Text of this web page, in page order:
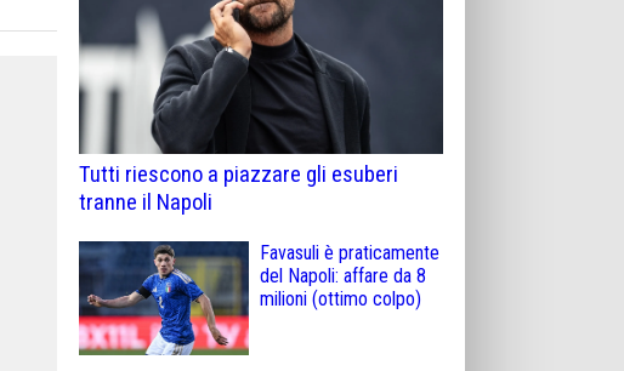
Tutti riescono a piazzare gli esuberi
tranne il Napoli
Favasuli è praticamente
del Napoli: affare da 8
milioni (ottimo colpo)